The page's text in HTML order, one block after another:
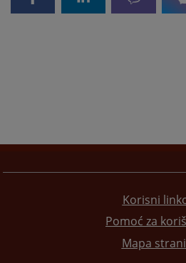
Korisni
Pomoć za
Mapa